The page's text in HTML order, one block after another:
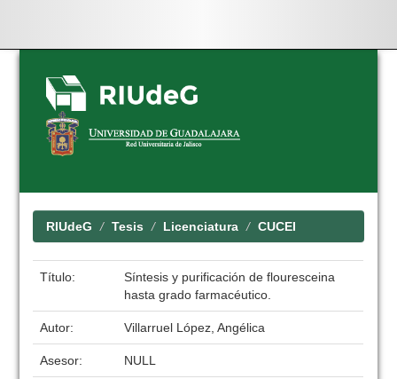
Skip
navigation
RIUdeG Tesis Licenciatura CUCEI
Título:
Síntesis y purificación de flouresceina
hasta grado farmacéutico.
Autor: Villarruel López, Angélica
Asesor: NULL